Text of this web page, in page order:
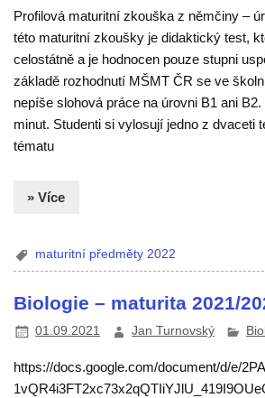
Profilová maturitní zkouška z němčiny –
této maturitní zkoušky je didaktický test,
celostátně a je hodnocen pouze stupni
základě rozhodnutí MŠMT ČR se ve
nepíše slohová práce na úrovni B1 ani
minut. Studenti si vylosují jedno z dvaceti
tématu
» Více
maturitní předměty 2022
Biologie – maturita 2021/
01.09.2021 Jan Turnovský
https://docs.google.com/document/d/e/